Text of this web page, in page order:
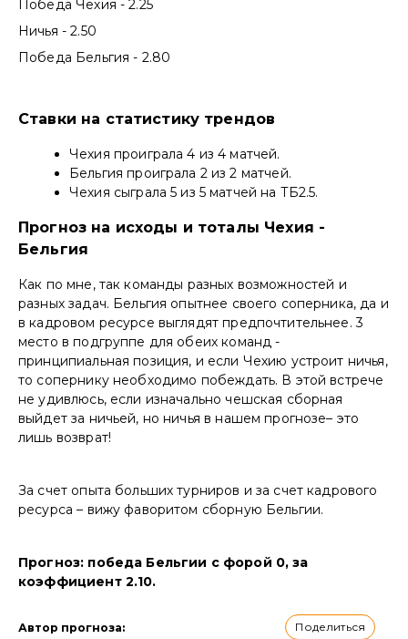
Победа Чехия - 2.25
Ничья - 2.50
Победа Бельгия - 2.80
Ставки на статистику трендов
Чехия проиграла 4 из 4 матчей.
Бельгия проиграла 2 из 2 матчей.
Чехия сыграла 5 из 5 матчей на ТБ2.5.
Прогноз на исходы и тоталы Чехия -
Бельгия
Как по мне, так команды разных возможностей и
разных задач. Бельгия опытнее своего соперника, да и
в кадровом ресурсе выглядят предпочтительнее. 3
место в подгруппе для обеих команд -
принципиальная позиция, и если Чехию устроит ничья,
то сопернику необходимо побеждать. В этой встрече
не удивлюсь, если изначально чешская сборная
выйдет за ничьей, но ничья в нашем прогнозе– это
лишь возврат!
За счет опыта больших турниров и за счет кадрового
ресурса – вижу фаворитом сборную Бельгии.
Прогноз: победа Бельгии с форой 0, за
коэффициент 2.10.
Автор прогноза: Поделиться